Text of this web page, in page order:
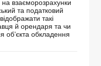
взаєморозрахунки
та податковий
такі
й орендаря та чи
об’єкта обкладення